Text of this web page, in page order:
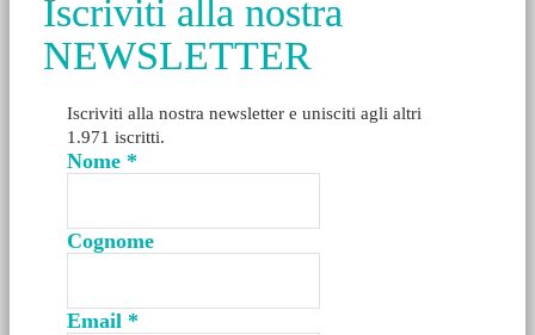
Iscriviti alla nostra
NEWSLETTER
Iscriviti alla nostra newsletter e unisciti agli altri
1.971 iscritti.
Nome *
Cognome
Email *